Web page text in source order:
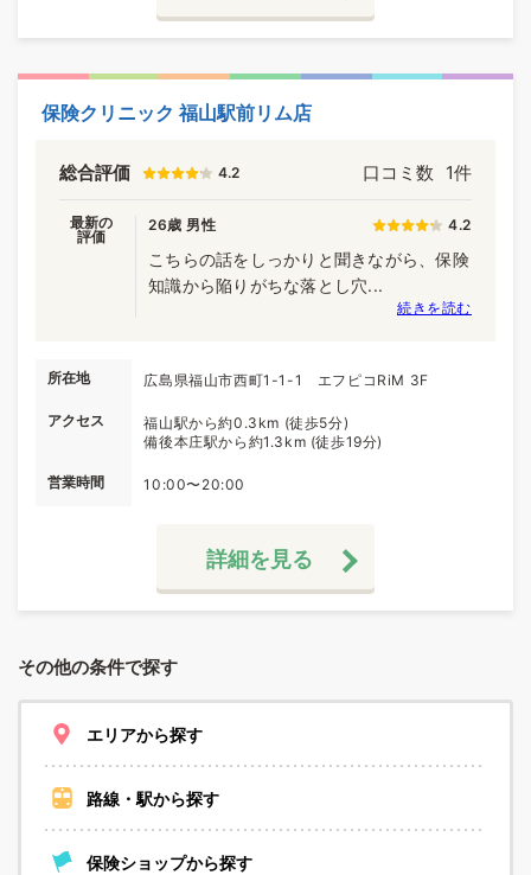
保険クリニック 福山駅前リム店
総合評価 4.2 口コミ数 1件
最新の
評価
26歳 男性 4.2
こちらの話をしっかりと聞きながら、保険
知識から陥りがちな落とし穴...
続きを読む
所在地 広島県福山市西町1-1-1 エフピコRiM 3F
アクセス
福山駅から約0.3km (徒歩5分)
備後本庄駅から約1.3km (徒歩19分)
営業時間 10:00〜20:00
詳細を見る
その他の条件で探す
エリアから探す
路線・駅から探す
保険ショップから探す